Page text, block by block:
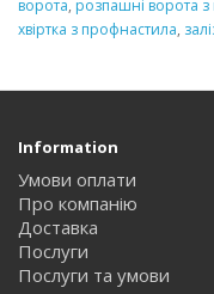
ворота, розпашні ворота
хвіртка з профнастила,
Information
Умови оплати
Про компанію
Доставка
Послуги
Послуги та умови